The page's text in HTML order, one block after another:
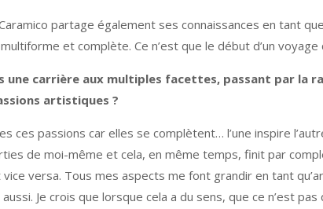
partage également ses connaissances en tant
et complète. Ce n’est que le début d’un
une carrière aux multiples facettes, passant par la
artistiques ?
ces passions car elles se complètent… l’une inspire
de moi-même et cela, en même temps, finit par
versa. Tous mes aspects me font grandir en tant
aussi. Je crois que lorsque cela a du sens, que ce n’est